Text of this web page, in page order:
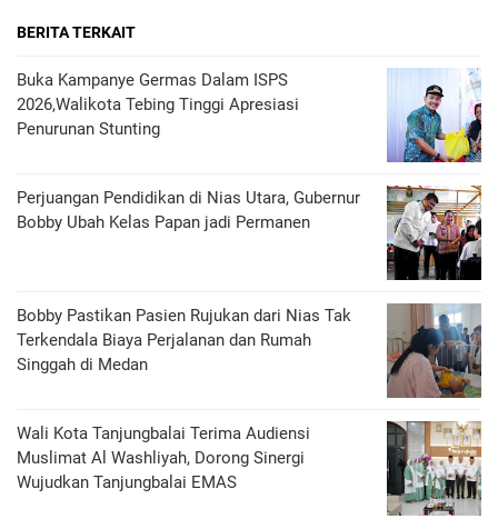
BERITA TERKAIT
Buka Kampanye Germas Dalam ISPS
2026,Walikota Tebing Tinggi Apresiasi
Penurunan Stunting
Perjuangan Pendidikan di Nias Utara, Gubernur
Bobby Ubah Kelas Papan jadi Permanen
Bobby Pastikan Pasien Rujukan dari Nias Tak
Terkendala Biaya Perjalanan dan Rumah
Singgah di Medan
Wali Kota Tanjungbalai Terima Audiensi
Muslimat Al Washliyah, Dorong Sinergi
Wujudkan Tanjungbalai EMAS